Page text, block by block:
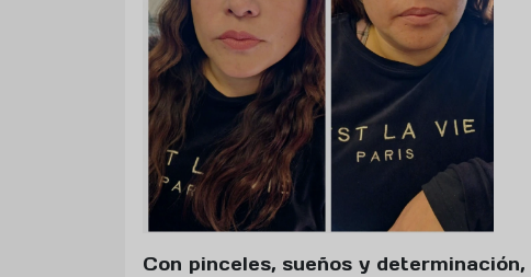
Con pinceles, sueños y determinación,